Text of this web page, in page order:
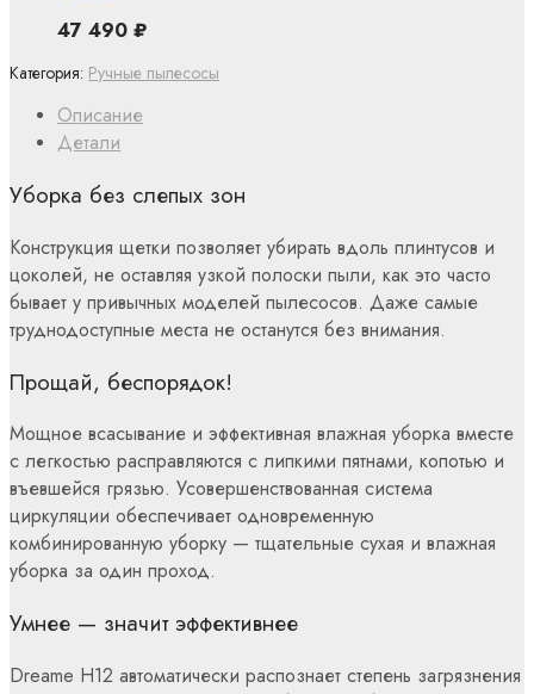
Описание
Детали
Уборка без слепых зон
Конструкция щетки позволяет убирать вдоль плинтусов и
цоколей, не оставляя узкой полоски пыли, как это часто
бывает у привычных моделей пылесосов. Даже самые
труднодоступные места не останутся без внимания.
Прощай, беспорядок!
Мощное всасывание и эффективная влажная уборка вместе
с легкостью расправляются с липкими пятнами, копотью и
въевшейся грязью. Усовершенствованная система
циркуляции обеспечивает одновременную
комбинированную уборку — тщательные сухая и влажная
уборка за один проход.
Умнее — значит эффективнее
Dreame H12 автоматически распознает степень загрязнения
Категория: Ручные пылесосы
47 490 ₽